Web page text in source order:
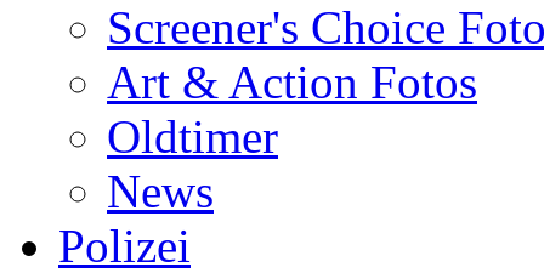
Screener's Choice
Art & Action Fotos
Oldtimer
News
Polizei